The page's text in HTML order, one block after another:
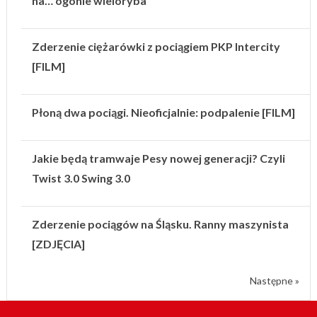
Zderzenie ciężarówki z pociągiem PKP Intercity
[FILM]
Płoną dwa pociągi. Nieoficjalnie: podpalenie [FILM]
Jakie będą tramwaje Pesy nowej generacji? Czyli
Twist 3.0 Swing 3.0
Zderzenie pociągów na Śląsku. Ranny maszynista
[ZDJĘCIA]
Następne »